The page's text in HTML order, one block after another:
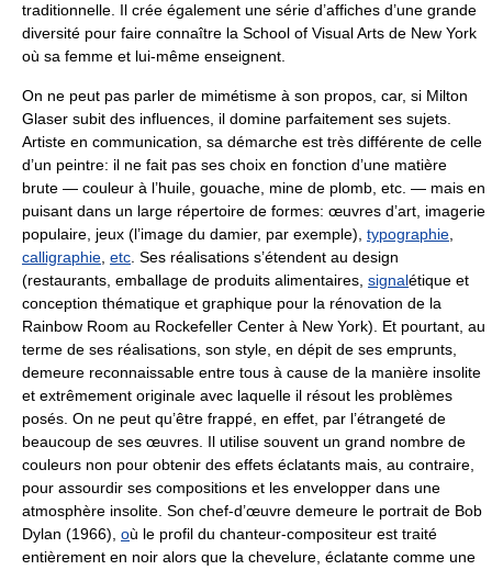
traditionnelle. Il crée également une série d’affiches d’une grande
diversité pour faire connaître la School of Visual Arts de New York
où sa femme et lui-même enseignent.
On ne peut pas parler de mimétisme à son propos, car, si Milton
Glaser subit des influences, il domine parfaitement ses sujets.
Artiste en communication, sa démarche est très différente de celle
d’un peintre: il ne fait pas ses choix en fonction d’une matière
brute — couleur à l’huile, gouache, mine de plomb, etc. — mais en
puisant dans un large répertoire de formes: œuvres d’art, imagerie
populaire, jeux (l’image du damier, par exemple), typographie
calligraphie etc . Ses réalisations s’étendent au design
(restaurants, emballage de produits alimentaires, signalétique et
conception thématique et graphique pour la rénovation de la
Rainbow Room au Rockefeller Center à New York). Et pourtant, au
terme de ses réalisations, son style, en dépit de ses emprunts,
demeure reconnaissable entre tous à cause de la manière insolite
et extrêmement originale avec laquelle il résout les problèmes
posés. On ne peut qu’être frappé, en effet, par l’étrangeté de
beaucoup de ses œuvres. Il utilise souvent un grand nombre de
couleurs non pour obtenir des effets éclatants mais, au contraire,
pour assourdir ses compositions et les envelopper dans une
atmosphère insolite. Son chef-d’œuvre demeure le portrait de Bob
Dylan (1966), où le profil du chanteur-compositeur est traité
entièrement en noir alors que la chevelure, éclatante comme une